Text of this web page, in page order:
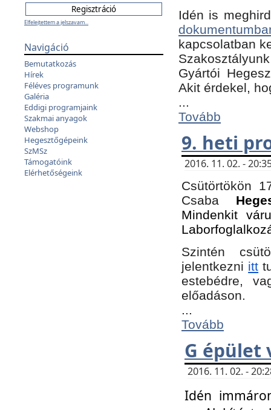
Elfelejtettem a jelszavam...
Navigáció
Bemutatkozás
Hírek
Féléves programunk
Galéria
Eddigi programjaink
Szakmai anyagok
Webshop
Hegesztőgépeink
SzMSz
Támogatóink
Elérhetőségeink
Idén is
kapcsolatban
Gyártói
Akit érdekel,
...
Tovább
9. heti
2016. 11. 02. -
Csütörtökön
Csaba
Mindenkit
Szintén
jelentkezni itt
estebédre,
előadáson.
...
Tovább
G épület
2016. 11. 02. -
Idén